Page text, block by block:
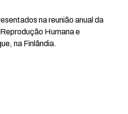
na reunião anual da
Humana e
na Finlândia.